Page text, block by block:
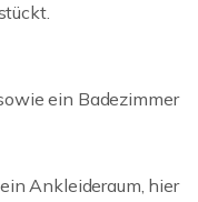
ein Badezimmer
Ankleideraum, hier